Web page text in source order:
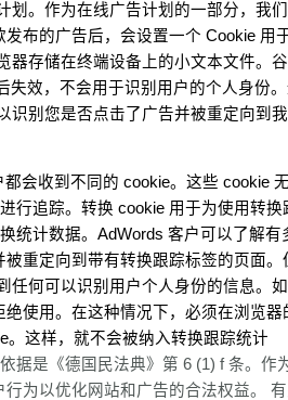
划。作为在线广告计划的一部分，我
布的广告后，会设置一个 Cookie 用
器存储在终端设备上的小文本文件。
失效，不会用于识别用户的个人身份
识别您是否点击了广告并被重定向到
会收到不同的 cookie。这些 cookie
行追踪。转换 cookie 用于为使用转换
统计数据。AdWords 客户可以了解有
重定向到带有转换跟踪标签的页面。
任何可以识别用户个人身份的信息。
使用。在这种情况下，必须在浏览器
。这样，就不会被纳入转换跟踪统计
据是《德国民法典》第 6 (1) f 条。作
为以优化网站和广告的合法权益。